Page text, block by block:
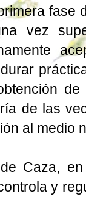
fase
vez
de las
al medio
Caza,
y